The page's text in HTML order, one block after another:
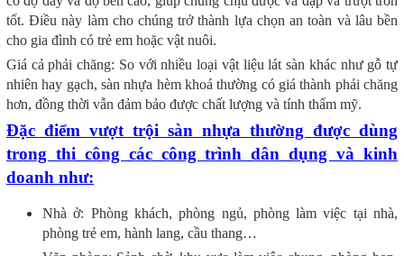
tốt. Điều này làm cho chúng trở thành lựa chọn an toàn và lâu bền
cho gia đình có trẻ em hoặc vật nuôi.
Giá cả phải chăng: So với nhiều loại vật liệu lát sàn khác như gỗ tự
nhiên hay gạch, sàn nhựa hèm khoá thường có giá thành phải chăng
hơn, đồng thời vẫn đảm bảo được chất lượng và tính thẩm mỹ.
Đặc điểm vượt trội sàn nhựa thường được dùng
trong thi công các công trình dân dụng và kinh
doanh như:
Nhà ở: Phòng khách, phòng ngủ, phòng làm việc tại nhà,
phòng trẻ em, hành lang, cầu thang…